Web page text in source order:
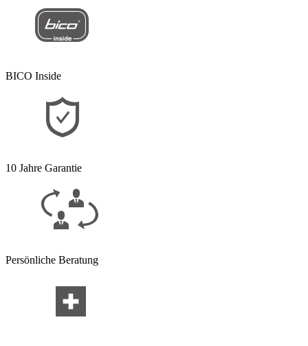
BICO Inside
10 Jahre Garantie
Persönliche Beratung